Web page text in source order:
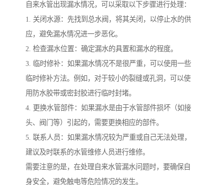
自来水管出现漏水情况，可以采取以下步骤进行处理：
1. 关闭水源：先找到总水阀，将其关闭，以停止水的供
应，避免漏水情况进一步恶化。
2. 检查漏水位置：确定漏水的具置和漏水的程度。
3. 临时修补：如果漏水情况不是很严重，可以使用一些
临时修补方法。例如，对于较小的裂缝或孔洞，可以使
用防水胶带或密封胶进行临时封堵。
4. 更换水管部件：如果漏水是由于水管部件损坏（如接
头、阀门等）引起的，需要更换相应的部件。
5. 联系人员：如果漏水情况较为严重或自己无法处理，
建议及时联系的水管维修人员进行维修。
需要注意的是，在处理自来水管漏水问题时，要确保自
身安全，避免触电等危险情况的发生。